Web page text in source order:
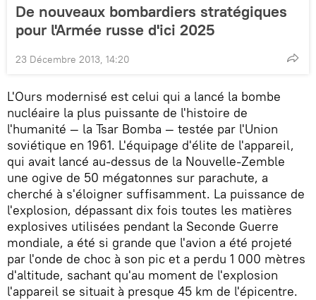
De nouveaux bombardiers stratégiques
pour l'Armée russe d'ici 2025
23 Décembre 2013, 14:20
L'Ours modernisé est celui qui a lancé la bombe
nucléaire la plus puissante de l'histoire de
l'humanité — la Tsar Bomba — testée par l'Union
soviétique en 1961. L'équipage d'élite de l'appareil,
qui avait lancé au-dessus de la Nouvelle-Zemble
une ogive de 50 mégatonnes sur parachute, a
cherché à s'éloigner suffisamment. La puissance de
l'explosion, dépassant dix fois toutes les matières
explosives utilisées pendant la Seconde Guerre
mondiale, a été si grande que l'avion a été projeté
par l'onde de choc à son pic et a perdu 1 000 mètres
d'altitude, sachant qu'au moment de l'explosion
l'appareil se situait à presque 45 km de l'épicentre.